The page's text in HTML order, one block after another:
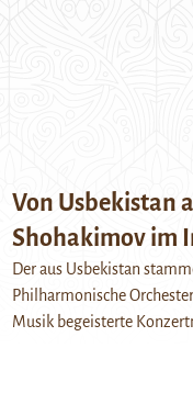
Von Usbekistan
Shohakimov im
Der aus Usbekistan
Philharmonische
Musik begeisterte